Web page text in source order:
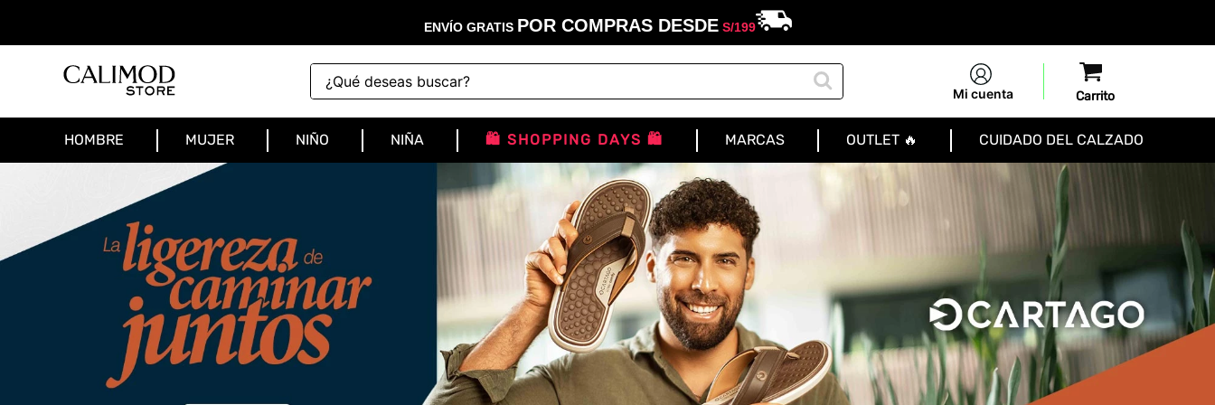
ENVÍO GRATIS POR COMPRAS DESDES/199
¿Qué deseas buscar?
Mi cuenta
HOMBRE MUJER NIÑO NIÑA 🛍️ SHOPPING DAYS 🛍️ MARCAS OUTLET 🔥 CUIDADO DEL CALZADO